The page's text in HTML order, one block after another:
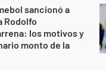
sancionó a
Rodolfo
los motivos y
monto de la